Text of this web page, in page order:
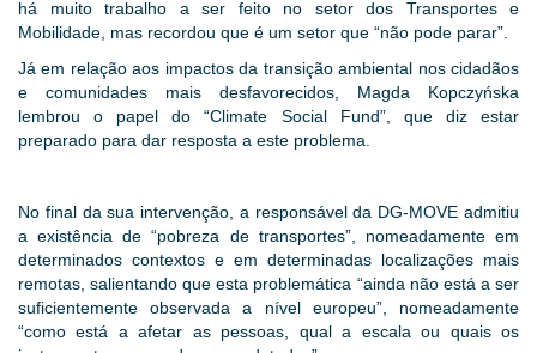
há muito trabalho a ser feito no setor dos Transportes e
Mobilidade, mas recordou que é um setor que “não pode parar”.
Já em relação aos impactos da transição ambiental nos cidadãos
e comunidades mais desfavorecidos, Magda Kopczyńska
lembrou o papel do “Climate Social Fund”, que diz estar
preparado para dar resposta a este problema.
No final da sua intervenção, a responsável da DG-MOVE admitiu
a existência de “pobreza de transportes”, nomeadamente em
determinados contextos e em determinadas localizações mais
remotas, salientando que esta problemática “ainda não está a ser
suficientemente observada a nível europeu”, nomeadamente
“como está a afetar as pessoas, qual a escala ou quais os